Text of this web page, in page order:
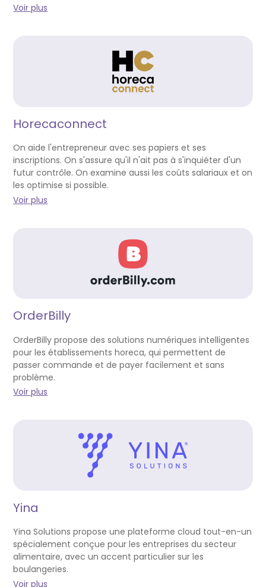
Voir plus
Horecaconnect
On aide l'entrepreneur avec ses papiers et ses
inscriptions. On s'assure qu'il n'ait pas à s'inquiéter d'un
futur contrôle. On examine aussi les coûts salariaux et on
les optimise si possible.
Voir plus
OrderBilly
OrderBilly propose des solutions numériques intelligentes
pour les établissements horeca, qui permettent de
passer commande et de payer facilement et sans
problème.
Voir plus
Yina
Yina Solutions propose une plateforme cloud tout-en-un
spécialement conçue pour les entreprises du secteur
alimentaire, avec un accent particulier sur les
boulangeries.
Voir plus